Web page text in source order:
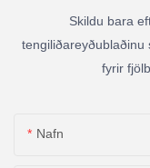
Skildu bara
tengiliðareyðublaðinu
fyrir
Nafn